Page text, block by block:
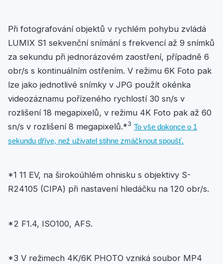
Při fotografování objektů v rychlém pohybu zvládá
LUMIX S1 sekvenční snímání s frekvencí až 9 snímků
za sekundu při jednorázovém zaostření, případně 6
obr/s s kontinuálním ostřením. V režimu 6K Foto pak
lze jako jednotlivé snímky v JPG použít okénka
videozáznamu pořízeného rychlostí 30 sn/s v
rozlišení 18 megapixelů, v režimu 4K Foto pak až 60
sn/s v rozlišení 8 megapixelů.*3 To vše dokonce o 1
sekundu dříve, než uživatel stihne zmáčknout spoušť.
*1 11 EV, na širokoúhlém ohnisku s objektivy S-
R24105 (CIPA) při nastavení hledáčku na 120 obr/s.
*2 F1.4, ISO100, AFS.
*3 V režimech 4K/6K PHOTO vzniká soubor MP4